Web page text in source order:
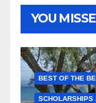
YOU
BEST OF THE
SCHOLARSHIPS